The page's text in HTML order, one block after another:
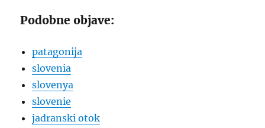
Podobne objave:
patagonija
slovenia
slovenya
slovenie
jadranski otok